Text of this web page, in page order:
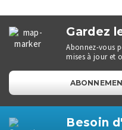
Gardez
Abonnez-vous
mises à jour et
Besoin